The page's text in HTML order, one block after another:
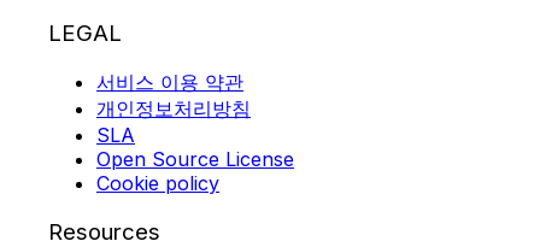
LEGAL
서비스 이용 약관
개인정보처리방침
SLA
Open Source License
Cookie policy
Resources